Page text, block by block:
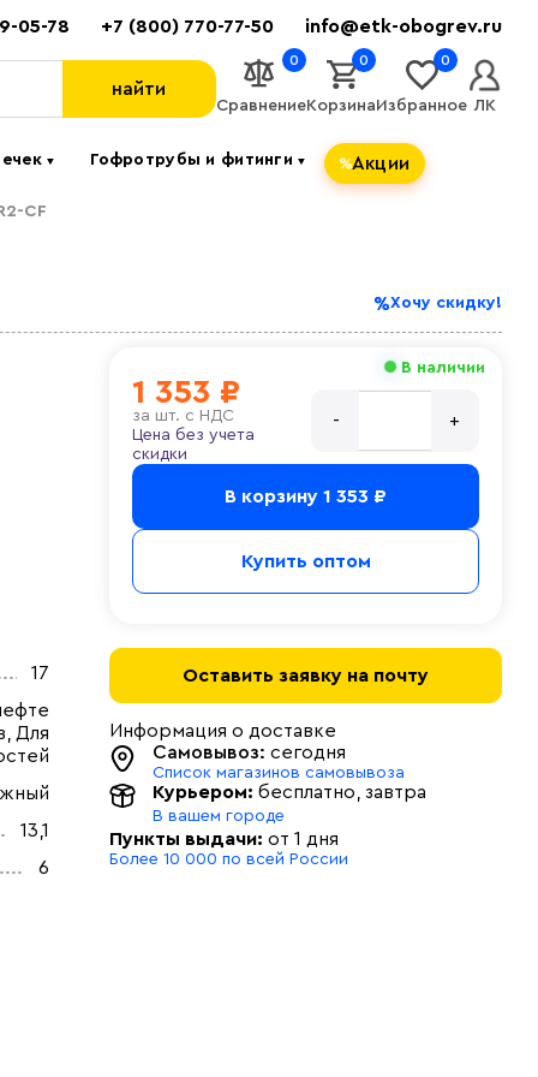
05-78 +7 (800) 770-77-50 info@etk-obogrev.ru
найти
Сравнение
0
Корзина
0
Избранное
0
ЛК
▼ Гофротрубы и фитинги▼ Акции
CF
Хочу скидку!
17
Для
13,1
6
В наличии
1 353 ₽
за шт. с НДС
Цена без учета
скидки
В корзину 1 353 ₽
Купить оптом
Оставить заявку на почту
Информация о доставке
Самовывоз: сегодня
Список магазинов самовывоза
Курьером: бесплатно , завтра
В вашем городе
Пункты выдачи: от 1 дня
Более 10 000 по всей России